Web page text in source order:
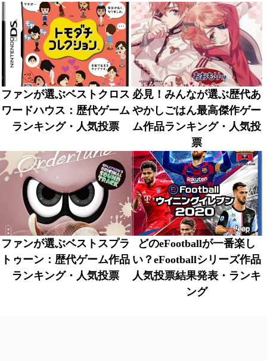
ファンが選ぶベストクロス
ワードハウス：歴代ゲーム
ランキング・人気投票
必見！みんなが選ぶ歴代あ
やかしごはん最高傑作ゲー
ム作品ランキング・人気投
票
ファンが選ぶベストスプラ
トゥーン：歴代ゲーム作品
ランキング・人気投票
どのeFootballが一番楽し
い？eFootballシリーズ作品
人気投票結果発表・ランキ
ング